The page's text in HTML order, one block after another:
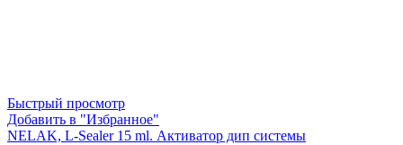
Быстрый просмотр
Добавить в "Избранное"
NELAK, L-Sealer 15 ml. Активатор дип системы